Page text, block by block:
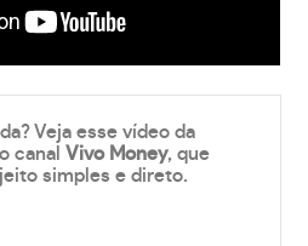
Veja esse vídeo da
canalVivo Money, que
simples e direto.